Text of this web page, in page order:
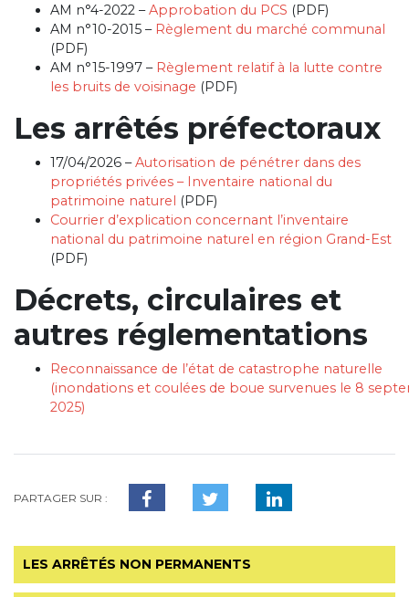
AM n°4-2022 –Approbation du PCS (PDF)
AM n°10-2015 – Règlement du marché communal
(PDF)
AM n°15-1997 – Règlement relatif à la lutte contre
les bruits de voisinage (PDF)
Les arrêtés préfectoraux
17/04/2026 –Autorisation de pénétrer dans des
propriétés privées – Inventaire national du
patrimoine naturel (PDF)
Courrier d’explication concernant l’inventaire
national du patrimoine naturel en région Grand-Est
(PDF)
Décrets, circulaires et
autres réglementations
Reconnaissance de l’état de catastrophe naturelle
(inondations et coulées de boue survenues le 8
2025)
PARTAGER SUR :
LES ARRÊTÉS NON PERMANENTS